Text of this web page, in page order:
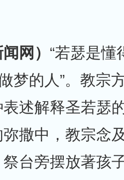
网） “若瑟是懂
梦的人”。教宗
表述解释圣若瑟
撒中，教宗念
台旁摆放著孩